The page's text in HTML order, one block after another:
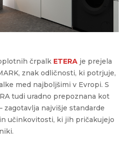
črpalk ETERA je prejela
znak odličnosti, ki potrjuje,
med najboljšimi v Evropi. S
tudi uradno prepoznana kot
zagotavlja najvišje standarde
učinkovitosti, ki jih pričakujejo